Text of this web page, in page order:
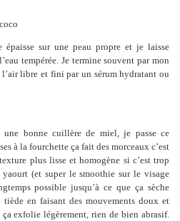
épaisse sur une peau propre et je laisse
tempérée. Je termine souvent par mon
l’air libre et fini par un sérum hydratant ou
une bonne cuillère de miel, je passe ce
à la fourchette ça fait des morceaux c’est
plus lisse et homogène si c’est trop
(et super le smoothie sur le visage
possible jusqu’à ce que ça sèche
en faisant des mouvements doux et
exfolie légèrement, rien de bien abrasif.